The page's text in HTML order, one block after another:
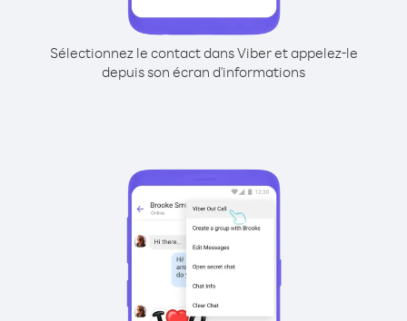
Sélectionnez le contact dans Viber et appelez-le
depuis son écran d'informations